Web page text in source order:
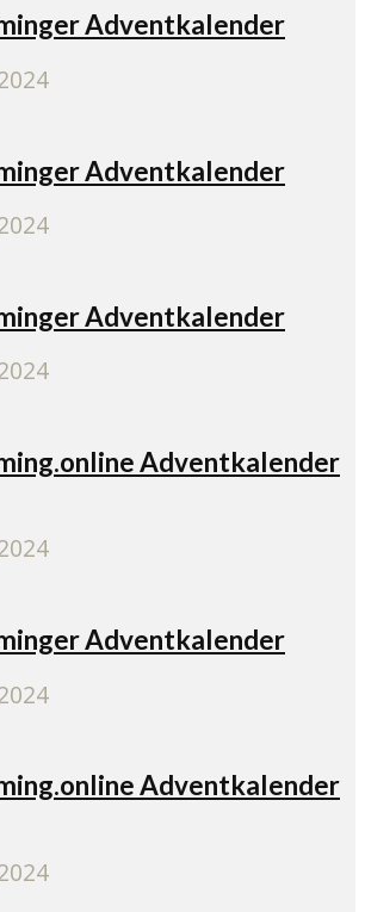
Adventkalender
Adventkalender
Adventkalender
Adventkalender
Adventkalender
Adventkalender